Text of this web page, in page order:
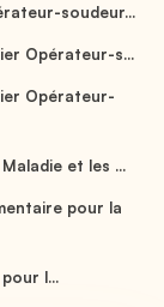
soudeur...
Opérateur-s...
Opérateur-
et les ...
pour la
l...